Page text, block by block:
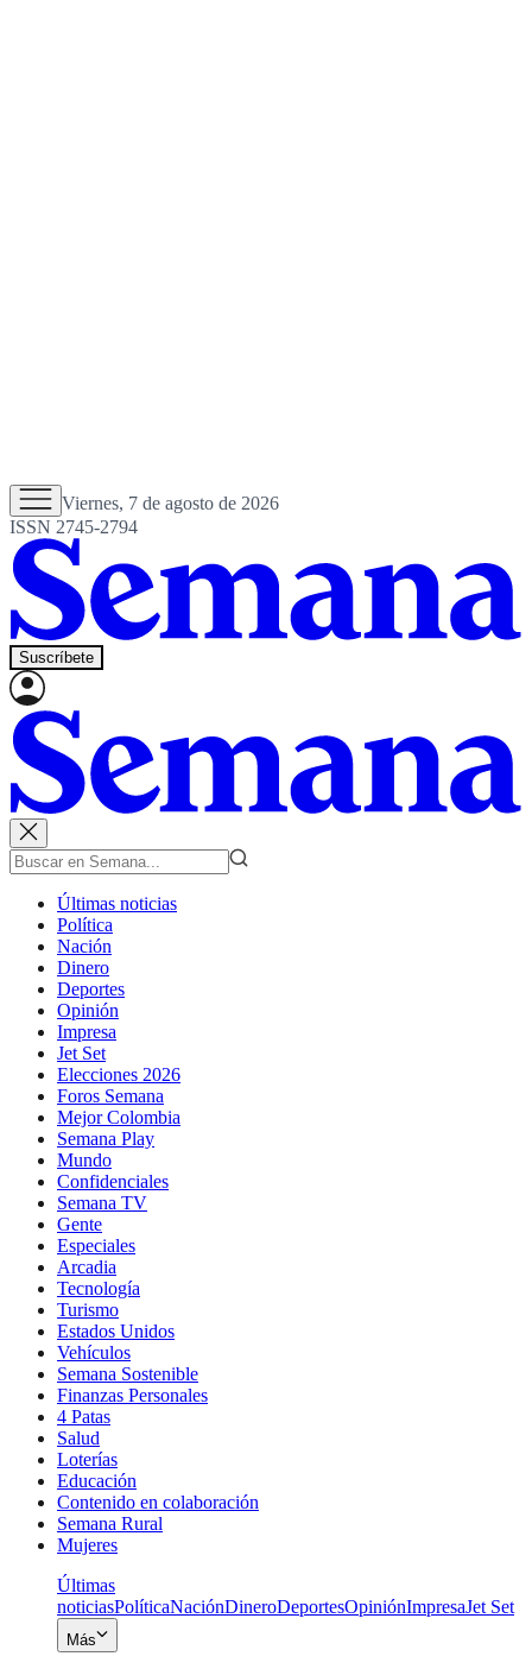
Viernes, 7 de agosto de 2026
ISSN 2745-2794
Suscríbete
Últimas noticias
Política
Nación
Dinero
Deportes
Opinión
Impresa
Jet Set
Elecciones 2026
Foros Semana
Mejor Colombia
Semana Play
Mundo
Confidenciales
Semana TV
Gente
Especiales
Arcadia
Tecnología
Turismo
Estados Unidos
Vehículos
Semana Sostenible
Finanzas Personales
4 Patas
Salud
Loterías
Educación
Contenido en colaboración
Semana Rural
Mujeres
Últimas
noticiasPolíticaNaciónDineroDeportesOpiniónImpresaJet Set
Más